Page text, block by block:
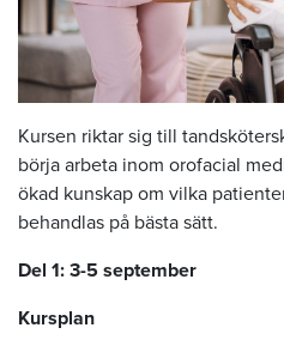
Kursen riktar sig till
börja arbeta inom orofacial
ökad kunskap om vilka
behandlas på bästa sätt.
Del 1: 3-5 september
Kursplan